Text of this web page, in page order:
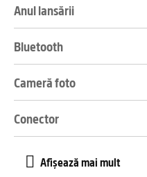
Anul lansării
Bluetooth
Cameră foto
Conector